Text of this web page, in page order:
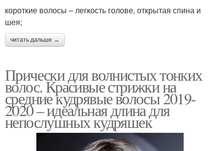
короткие волосы – легкость голове, открытая спина и
шея;
читать дальше →
Прически для волнистых тонких
волос. Красивые стрижки на
средние кудрявые волосы 2019-
2020 – идеальная длина для
непослушных кудряшек